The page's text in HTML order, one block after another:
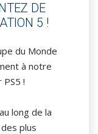
DE
5 !
du Monde
à notre
PS5 !
long de la
plus